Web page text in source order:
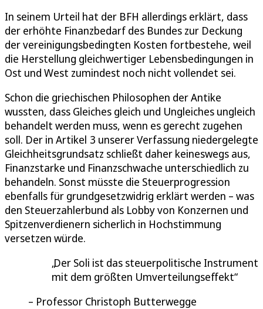
In seinem Urteil hat der BFH allerdings erklärt, dass
der erhöhte Finanzbedarf des Bundes zur Deckung
der vereinigungsbedingten Kosten fortbestehe, weil
die Herstellung gleichwertiger Lebensbedingungen in
Ost und West zumindest noch nicht vollendet sei.
Schon die griechischen Philosophen der Antike
wussten, dass Gleiches gleich und Ungleiches ungleich
behandelt werden muss, wenn es gerecht zugehen
soll. Der in Artikel 3 unserer Verfassung niedergelegte
Gleichheitsgrundsatz schließt daher keineswegs aus,
Finanzstarke und Finanzschwache unterschiedlich zu
behandeln. Sonst müsste die Steuerprogression
ebenfalls für grundgesetzwidrig erklärt werden – was
den Steuerzahlerbund als Lobby von Konzernen und
Spitzenverdienern sicherlich in Hochstimmung
versetzen würde.
Der Soli ist das steuerpolitische Instrument
mit dem größten Umverteilungseffekt
Professor Christoph Butterwegge